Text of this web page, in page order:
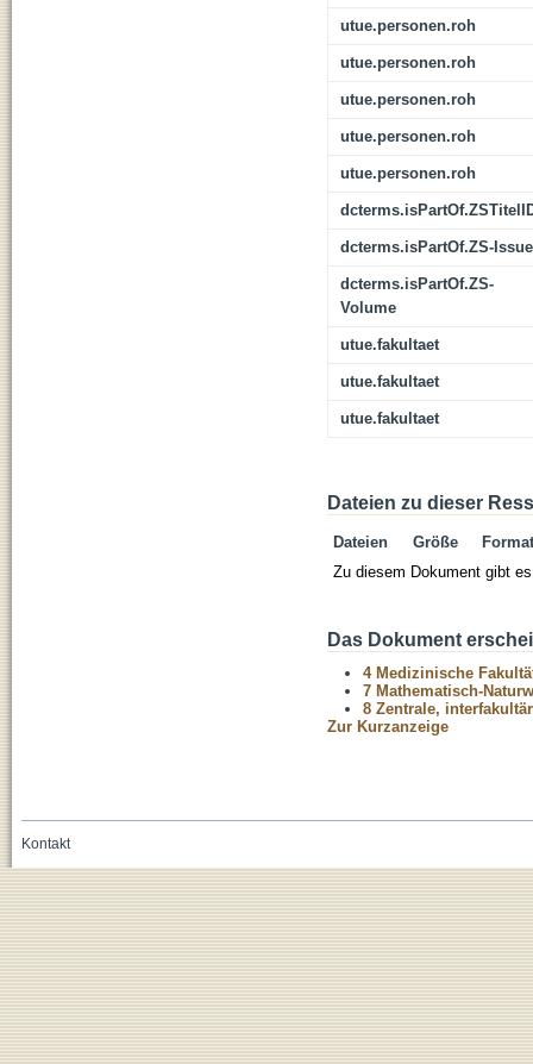
utue.personen.roh
utue.personen.roh
utue.personen.roh
utue.personen.roh
utue.personen.roh
dcterms.isPartOf.ZS-Issue
dcterms.isPartOf.ZS-
Volume
utue.fakultaet
utue.fakultaet
utue.fakultaet
Dateien zu dieser
Dateien Größe
Format
Zu diesem Dokument gibt
Das Dokument
4 Medizinische
7 Mathematisch-
8 Zentrale,
Zur Kurzanzeige
Kontakt